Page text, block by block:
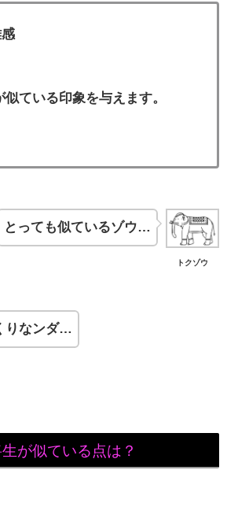
ている印象を与えます。
トクゾウ
とっても似ているゾウ…
りなンダ…
が似ている点は？